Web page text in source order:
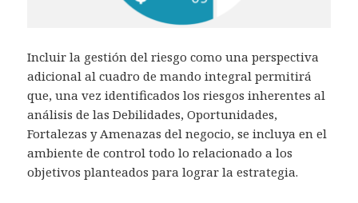
Incluir la gestión del riesgo como una perspectiva
adicional al cuadro de mando integral permitirá
que, una vez identificados los riesgos inherentes al
análisis de las Debilidades, Oportunidades,
Fortalezas y Amenazas del negocio, se incluya en el
ambiente de control todo lo relacionado a los
objetivos planteados para lograr la estrategia.